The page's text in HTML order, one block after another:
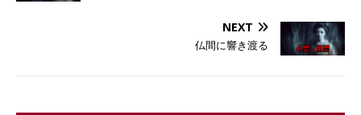
NEXT
仏間に響き渡る